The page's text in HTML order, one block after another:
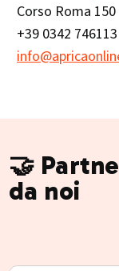
Corso Roma
+39 0342 746113
🤝
da noi